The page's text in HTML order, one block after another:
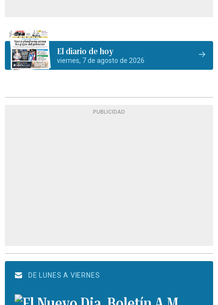
El diario de hoy
viernes, 7 de agosto de 2026
PUBLICIDAD
DE LUNES A VIERNES